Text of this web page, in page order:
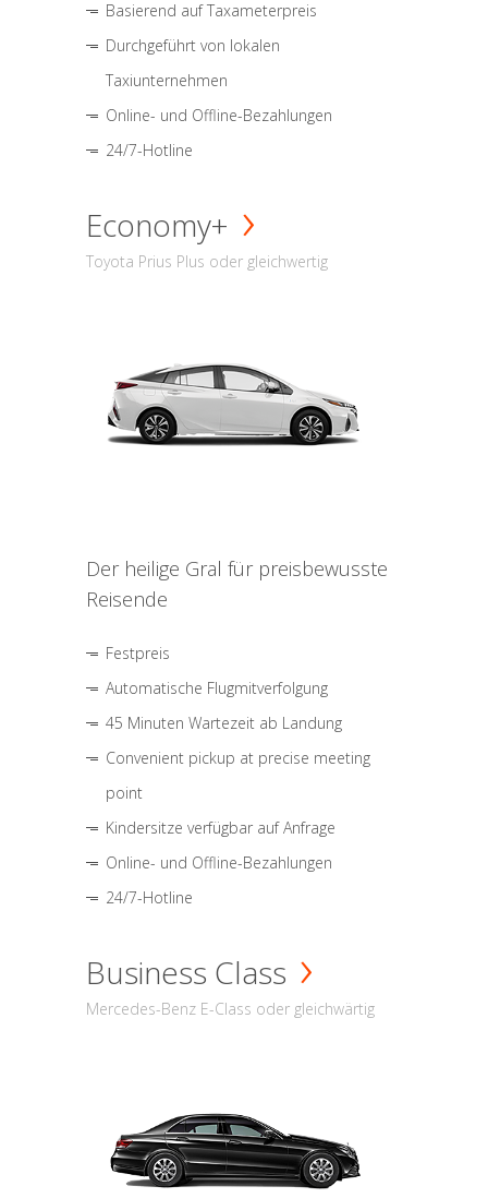
Basierend auf Taxameterpreis
Durchgeführt von lokalen
Taxiunternehmen
Online- und Offline-Bezahlungen
24/7-Hotline
Economy+
Toyota Prius Plus oder gleichwertig
Der heilige Gral für preisbewusste
Reisende
Festpreis
Automatische Flugmitverfolgung
45 Minuten Wartezeit ab Landung
Convenient pickup at precise meeting
point
Kindersitze verfügbar auf Anfrage
Online- und Offline-Bezahlungen
24/7-Hotline
Business Class
Mercedes-Benz E-Class oder gleichwärtig